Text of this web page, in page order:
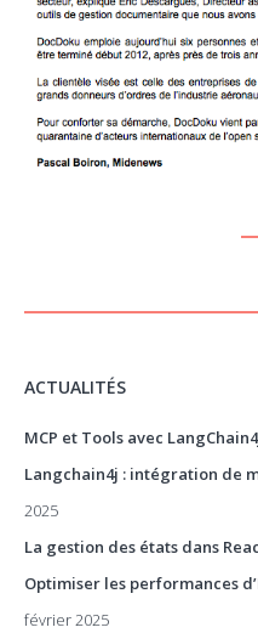
ACTUALITÉS
MCP et Tools avec
Langchain4j : intégration de
2025
La gestion des états dans
Optimiser les performances
février 2025